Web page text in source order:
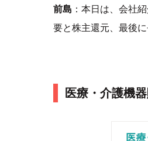
前島 ：本日は、会社
要と株主還元、最後
医療・介護機